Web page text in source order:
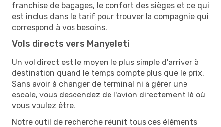
franchise de bagages, le confort des sièges et ce qui
est inclus dans le tarif pour trouver la compagnie qui
correspond à vos besoins.
Vols directs vers Manyeleti
Un vol direct est le moyen le plus simple d'arriver à
destination quand le temps compte plus que le prix.
Sans avoir à changer de terminal ni à gérer une
escale, vous descendez de l'avion directement là où
vous voulez être.
Notre outil de recherche réunit tous ces éléments